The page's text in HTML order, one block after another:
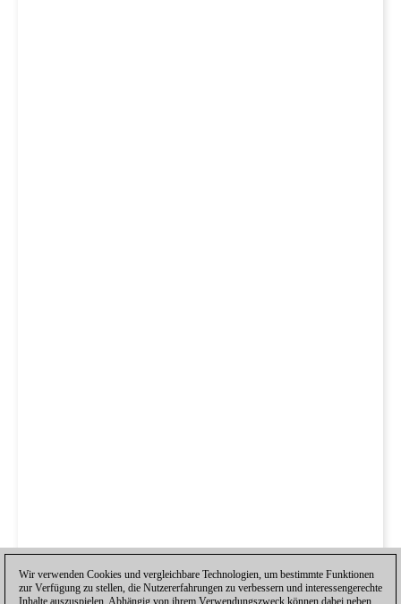
Wir verwenden Cookies und vergleichbare Technologien, um bestimmte Funktionen
zur Verfügung zu stellen, die Nutzererfahrungen zu verbessern und interessengerechte
Inhalte auszuspielen. Abhängig von ihrem Verwendungszweck können dabei neben